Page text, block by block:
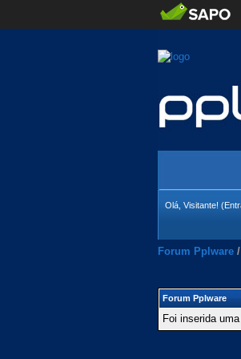
Olá, Visitante! (
Forum Pplware /
Forum Pplware
Foi inserida